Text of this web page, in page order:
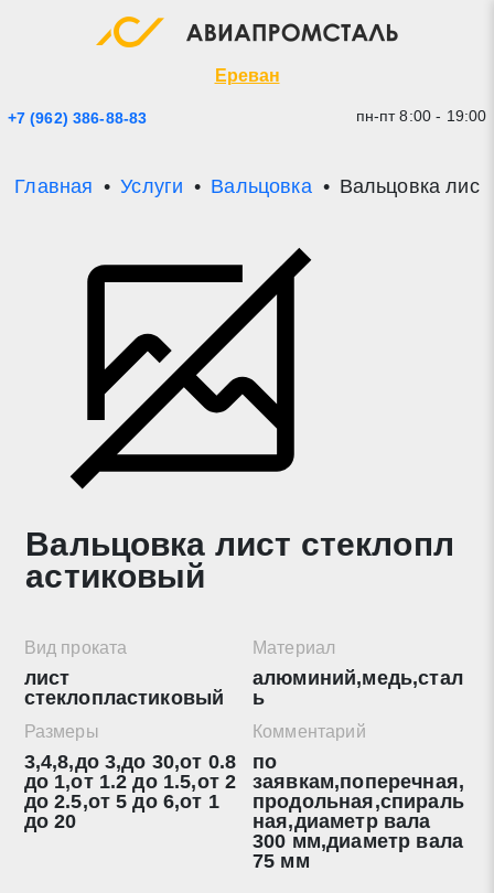
Ереван
+7 (962) 386-88-83 пн-пт 8:00 - 19:00
Главная Услуги Вальцовка Вальцовка
Вальцовка лист стеклопл
астиковый
Вид проката
лист
стеклопластиковый
Материал
алюминий,медь,стал
ь
Размеры
3,4,8,до 3,до 30,от 0.8
до 1,от 1.2 до 1.5,от 2
до 2.5,от 5 до 6,от 1
до 20
Комментарий
по
заявкам,поперечная,
продольная,спираль
ная,диаметр вала
300 мм,диаметр вала
75 мм
Экспресс заявка
* - обязательные поля для заполнения
Прикрепить файл (до 20 mb)
Отправить заявку
Нажимая на кнопку «Отправить заявку» Вы даете
согласие на обработку своих персональных данных в
соответствии со статьей 9 Федерального закона от 27
также соглашаетесь на информационную рассылку по
средством e-mail или СМС